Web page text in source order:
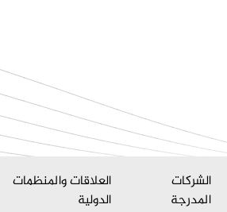
الشركات
المدرجة
العلاقات والمنظمات
الدولية